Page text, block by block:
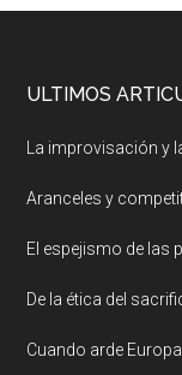
ULTIMOS
La improvisación y
Aranceles y
El espejismo de las
De la ética del
Cuando arde